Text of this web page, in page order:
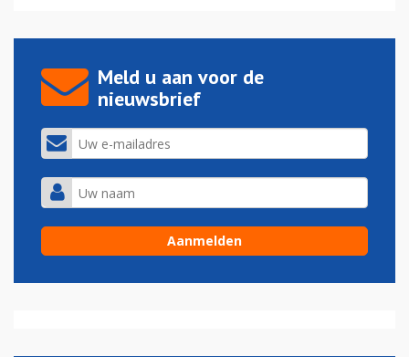
Meld u aan voor de
nieuwsbrief